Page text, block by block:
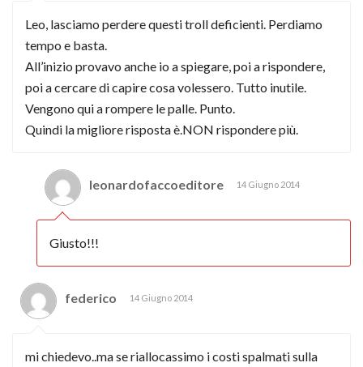
Leo, lasciamo perdere questi troll deficienti. Perdiamo
tempo e basta.
All’inizio provavo anche io a spiegare, poi a rispondere,
poi a cercare di capire cosa volessero. Tutto inutile.
Vengono qui a rompere le palle. Punto.
Quindi la migliore risposta è.NON rispondere più.
leonardofaccoeditore 14 Giugno 2014
Giusto!!!
federico 14 Giugno 2014
mi chiedevo..ma se riallocassimo i costi spalmati sulla